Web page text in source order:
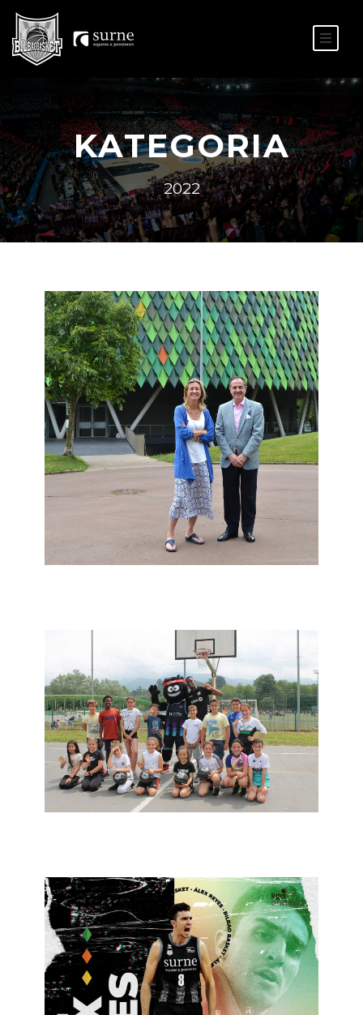
KATEGORIA
2022
12 de uztaila de 2022
admin
2022
8 de ekaina de 2022
Bilbao Basket
2022